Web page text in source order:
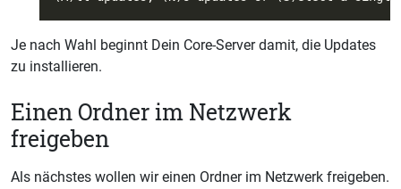
Je nach Wahl beginnt Dein Core-Server damit, die Updates
zu installieren.
Einen Ordner im Netzwerk
freigeben
Als nächstes wollen wir einen Ordner im Netzwerk freigeben.